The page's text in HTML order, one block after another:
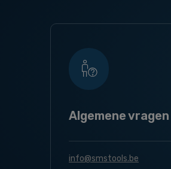
Algemene vragen
info@smstools.be